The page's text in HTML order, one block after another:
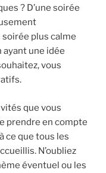
? D’une soirée
plus calme
ayant une idée
vous
que vous
prendre en compte
ce que tous les
N’oubliez
éventuel ou les